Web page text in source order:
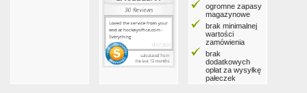
ogromne zapasy
magazynowe
brak minimalnej
wartości
zamówienia
brak
dodatkowych
opłat za wysyłkę
pałeczek